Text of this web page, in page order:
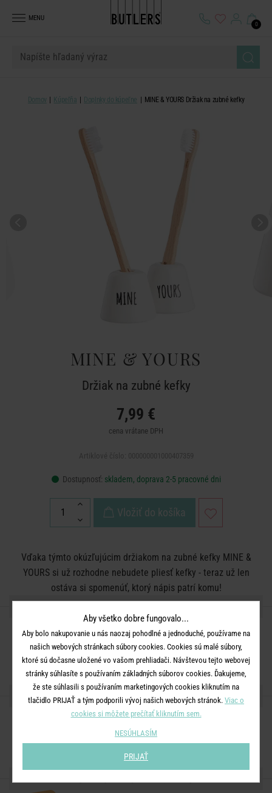
MENU
0
Domov Kúpeľňa Doplnky do kúpeľne MINE & YOURS Držiak na zubné kefky
MINE & YOURS
Držiak na zubné kefky
7,99 €
cena vrátane DPH
Dostupnosť: skladem, doprava 2-5 pracovné dni
Vložiť do košíka
Vďaka týmto okúzľujúcim držiakom na zubné kefky MINE &
YOURS si už rozhodne nebudete pliesť kefky - teraz už len
ostáva si spomenúť, ktorý nápis patrí komu!
DETAILY PRODUKTU
Rozmery:priemer 5,5, V 4,5 cm
Materiál:keramika
ZDIEĽAJTE S PRIATEĽMI
MOHLO BY SA VÁM PÁČIŤ
Aby všetko dobre fungovalo...
Aby bolo nakupovanie u nás naozaj pohodlné a jednoduché, používame na
našich webových stránkach súbory cookies. Cookies sú malé súbory,
ktoré sú dočasne uložené vo vašom prehliadači. Návštevou tejto webovej
stránky súhlasíte s používaním základných súborov cookies. Ďakujeme,
že ste súhlasili s používaním marketingových cookies kliknutím na
tlačidlo PRIJAŤ a tým podporili vývoj našich webových stránok. Viac o
cookies si môžete prečítať kliknutím sem.
NESÚHLASÍM
PRIJAŤ